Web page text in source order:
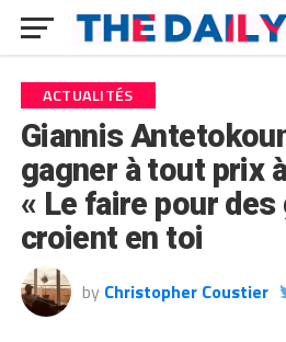
ACTUALITÉS
Giannis
gagner à tout prix
« Le faire pour des
croient en toi
by Christopher Coustier